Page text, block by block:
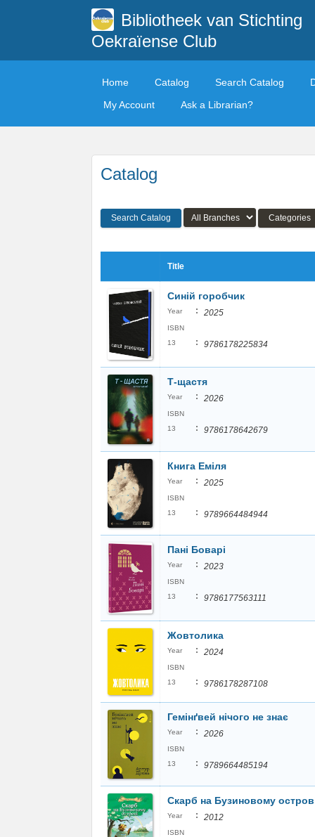
Bibliotheek van Stichting
Oekraïense Club
Home Catalog Search Catalog
My Account
Ask a Librarian?
Catalog
Search Catalog Categories
Title
Синій горобчик
Year : 2025
ISBN
13
: 9786178225834
Т-щастя
Year : 2026
ISBN
13
: 9786178642679
Книга Еміля
Year : 2025
ISBN
13
: 9789664484944
Пані Боварі
Year : 2023
ISBN
13
: 9786177563111
Жовтолика
Year : 2024
ISBN
13
: 9786178287108
Гемінґвей нічого не знає
Year : 2026
ISBN
13
: 9789664485194
Скарб на Бузиновому
Year : 2012
ISBN